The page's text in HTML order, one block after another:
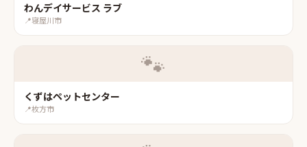
わんデイサービス ラブ
📍寝屋川市
🐾
くずはペットセンター
📍枚方市